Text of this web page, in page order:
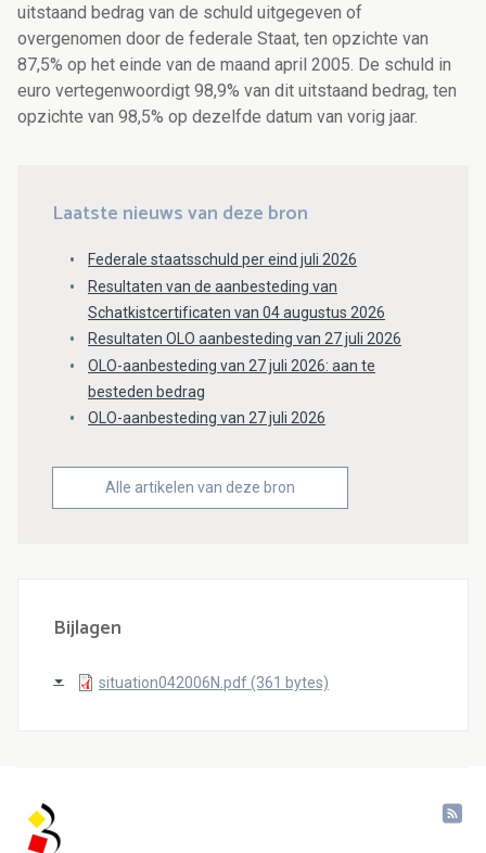
uitstaand bedrag van de schuld uitgegeven of
overgenomen door de federale Staat, ten opzichte van
87,5% op het einde van de maand april 2005. De schuld in
euro vertegenwoordigt 98,9% van dit uitstaand bedrag, ten
opzichte van 98,5% op dezelfde datum van vorig jaar.
Laatste nieuws van deze bron
Federale staatsschuld per eind juli 2026
Resultaten van de aanbesteding van
Schatkistcertificaten van 04 augustus 2026
Resultaten OLO aanbesteding van 27 juli 2026
OLO-aanbesteding van 27 juli 2026: aan te
besteden bedrag
OLO-aanbesteding van 27 juli 2026
Alle artikelen van deze bron
Bijlagen
situation042006N.pdf (361 bytes)